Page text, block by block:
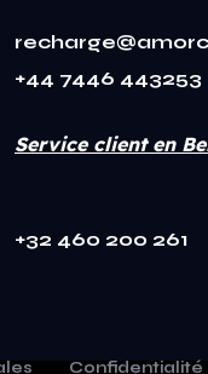
+44 7446 443253
Service client en
+32 460 200 261
Confidentialité